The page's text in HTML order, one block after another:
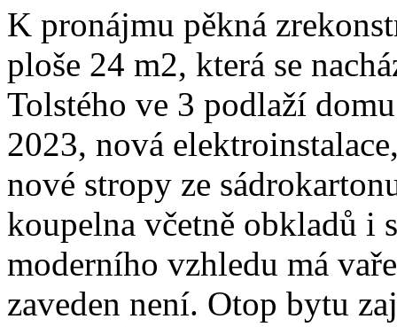
K pronájmu pěkná
ploše 24 m2, která se
Tolstého ve 3 podlaží
2023, nová
nové stropy ze
koupelna včetně obkladů i
moderního vzhledu má
zaveden není. Otop bytu